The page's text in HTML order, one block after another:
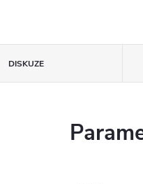
DISKUZE